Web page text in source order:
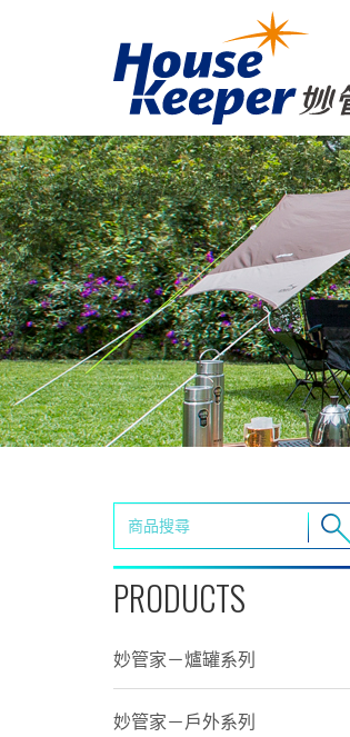
PRODUCTS
妙管家－爐罐系列
妙管家－戶外系列